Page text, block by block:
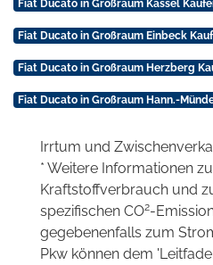
Fiat Ducato in Großraum Kassel
Fiat Ducato in Großraum Einbeck
Fiat Ducato in Großraum Herzberg
Fiat Ducato in Großraum Hann.-
Irrtum und
* Weitere Informationen
Kraftstoffverbrauch und
spezifischen CO2-
gegebenenfalls zum
Pkw können dem